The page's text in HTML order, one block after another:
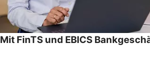
Mit FinTS und EBICS